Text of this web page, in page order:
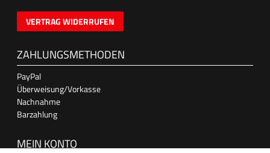
VERTRAG WIDERRUFEN
ZAHLUNGSMETHODEN
PayPal
Überweisung/Vorkasse
Nachnahme
Barzahlung
MEIN KONTO